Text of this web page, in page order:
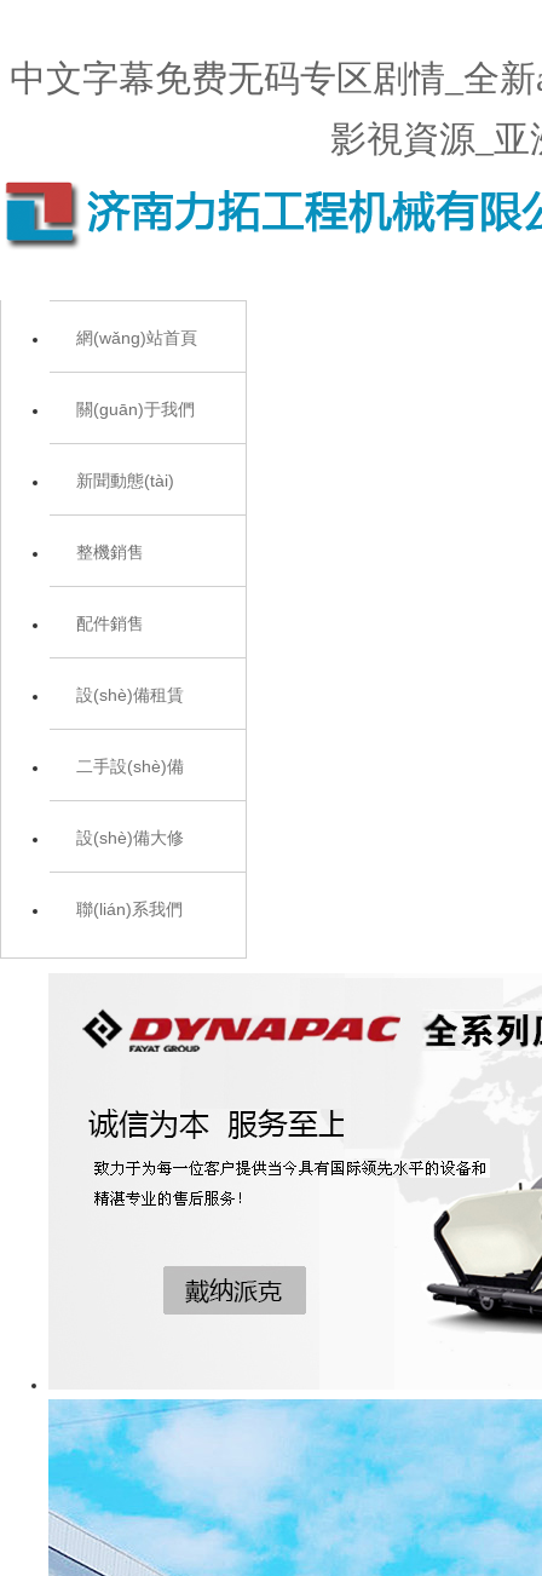
中文字幕免费无码专区剧情_全
影視資源_
網(wǎng)站首頁
關(guān)于我們
新聞動態(tài)
整機銷售
配件銷售
設(shè)備租賃
二手設(shè)備
設(shè)備大修
聯(lián)系我們